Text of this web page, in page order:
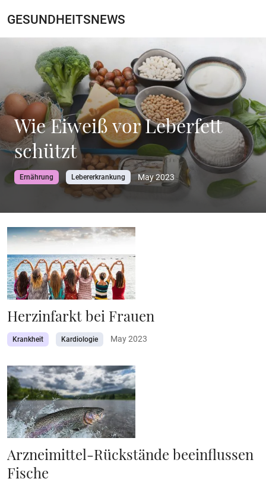
GESUNDHEITSNEWS
Wie Eiweiß vor Leberfett
schützt
Ernährung Lebererkrankung May 2023
Herzinfarkt bei Frauen
Krankheit Kardiologie May 2023
Arzneimittel-Rückstände beeinflussen
Fische